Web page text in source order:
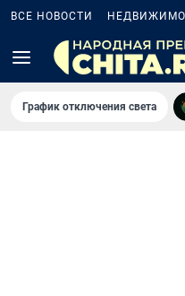
ВСЕ НОВОСТИ
График отключения света